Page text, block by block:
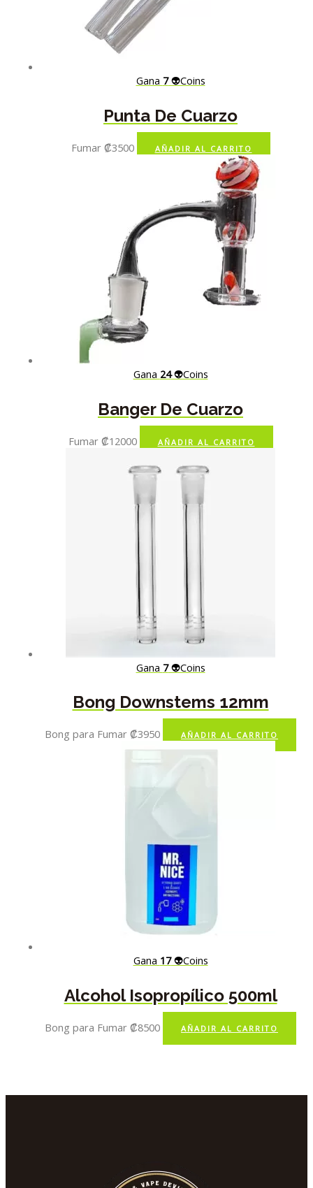
Gana 7👽Coins
Punta De Cuarzo
Fumar ₡3500 AÑADIR AL CARRITO
Gana 24👽Coins
Banger De Cuarzo
Fumar ₡12000 AÑADIR AL CARRITO
Gana 7👽Coins
Bong Downstems 12mm
Bong para Fumar ₡3950 AÑADIR AL CARRITO
Gana 17👽Coins
Alcohol Isopropílico 500ml
Bong para Fumar ₡8500 AÑADIR AL CARRITO